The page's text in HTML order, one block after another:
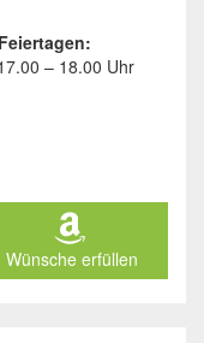
– 18.00 Uhr
Wünsche erfüllen